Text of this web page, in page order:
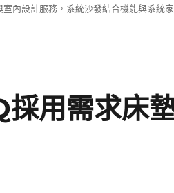
內設計服務，系統沙發結合機能與系統
用需求床